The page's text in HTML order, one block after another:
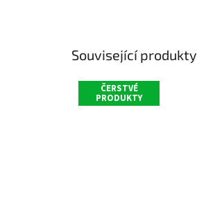
Související produkty
ČERSTVÉ
PRODUKTY